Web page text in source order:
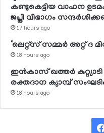
കണ്ടുകെട്ടിയ വാഹന
ജപ്തി വിഭാഗം
17 hours ago
‘ലെറ്റ്‌സ് സമ്മര്‍ അറ്റ് ദ
18 hours ago
ഇന്‍കാസ് ഖത്തര്‍
രക്തദാന ക്യാമ്പ്
18 hours ago